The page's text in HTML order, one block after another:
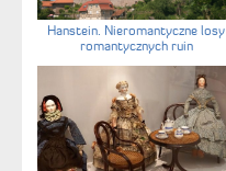
Hanstein. Nieromantyczne losy
romantycznych ruin